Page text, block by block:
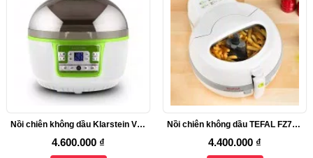
Nồi chiên không dầu Klarstein Vitair Tubo 9L -Xanh
4.600.000 ₫
Nồi chiên không dầu TEFAL FZ7110
4.400.000 ₫